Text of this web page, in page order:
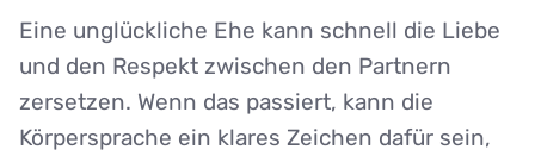
Eine unglückliche Ehe kann schnell die Liebe
und den Respekt zwischen den Partnern
zersetzen. Wenn das passiert, kann die
Körpersprache ein klares Zeichen dafür sein,